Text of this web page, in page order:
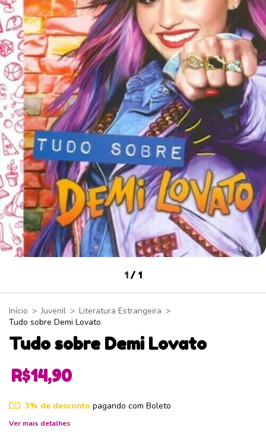
1 / 1
Início > Juvenil > Literatura Estrangeira >
Tudo sobre Demi Lovato
Tudo sobre Demi Lovato
R$14,90
3% de desconto pagando com Boleto
Ver mais detalhes